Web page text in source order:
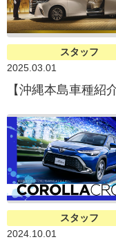
スタッフ
2025.03.01
スタッフ
2024.10.01